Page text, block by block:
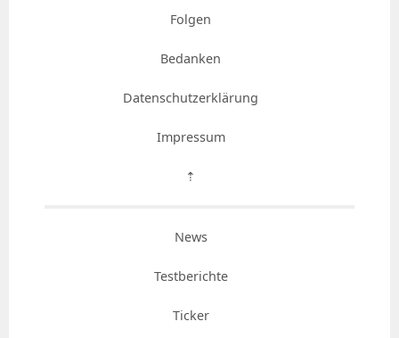
Folgen
Bedanken
Datenschutzerklärung
Impressum
⇡
News
Testberichte
Ticker